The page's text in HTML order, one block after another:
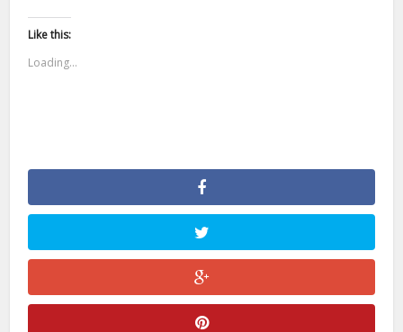
Like this:
Loading...